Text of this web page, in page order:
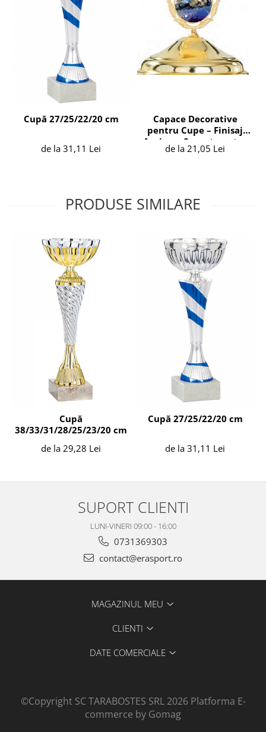
Cupă 27/25/22/20 cm
de la 31,11 Lei
Capace Decorative
pentru Cupe – Finisaj
Auriu cu Suport pentru
Emblemă
de la 21,05 Lei
PRODUSE SIMILARE
Cupă
38/33/31/28/25/23/20 cm
de la 29,28 Lei
Cupă 27/25/22/20 cm
de la 31,11 Lei
SUPORT CLIENTI
LUNI-VINERI 09:00 - 16:00
0731369303
contact@erasport.ro
MAGAZINUL MEU
CLIENTI
DATE COMERCIALE
©Copyright SC TARABOSTES SRL 2026 Platforma E-
commerce by Gomag